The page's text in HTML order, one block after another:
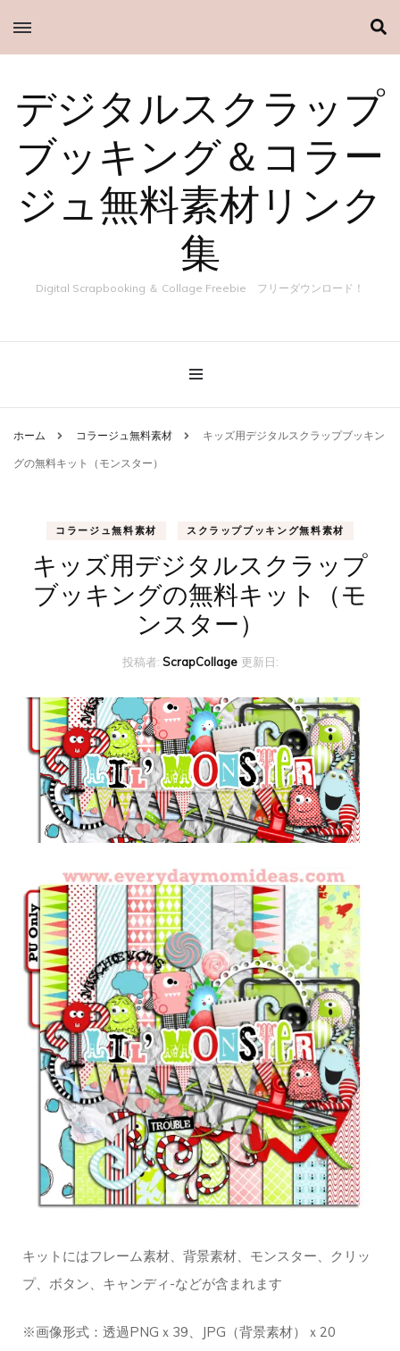
デジタルスクラップ
ブッキング＆コラー
ジュ無料素材リンク
集
Digital Scrapbooking ＆ Collage Freebie フリーダウンロード！
ホーム コラージュ無料素材 キッズ用デジタルスクラップブッキン
グの無料キット（モンスター）
コラージュ無料素材 スクラップブッキング無料素材
キッズ用デジタルスクラップ
ブッキングの無料キット（モ
ンスター）
投稿者: ScrapCollage 更新日:
キットにはフレーム素材、背景素材、モンスター、クリッ
プ、ボタン、キャンディ-などが含まれます
※画像形式：透過PNGｘ39、JPG（背景素材）ｘ20